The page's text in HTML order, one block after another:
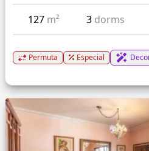
127 m² 3 dorms
Permuta Especial